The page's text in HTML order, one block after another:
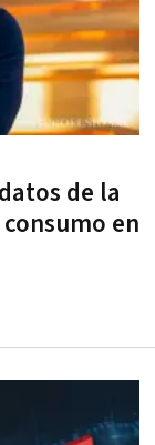
de la
en